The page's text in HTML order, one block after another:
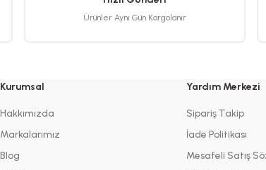
Ürünler Aynı Gün Kargolanır
Kurumsal
Hakkımızda
Markalarımız
Blog
Yardım Merkezi
Sipariş Takip
İade Politikası
Mesafeli Satış